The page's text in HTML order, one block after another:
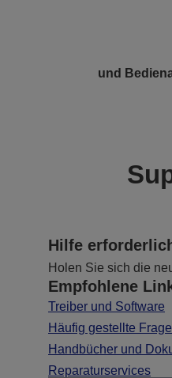
und
Hilfe
Holen Sie sich die
Empfohlene
Treiber und Software
Häufig gestellte
Handbücher und
Reparaturservices